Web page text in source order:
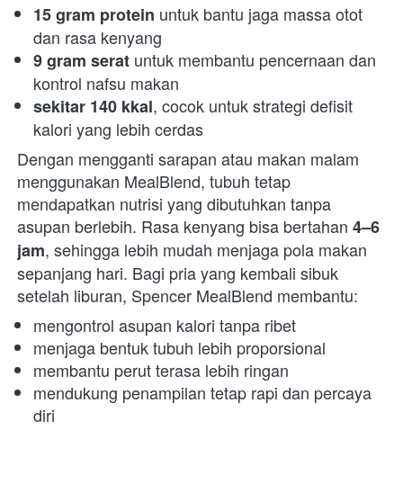
15 gram protein untuk bantu jaga massa otot
dan rasa kenyang
9 gram serat untuk membantu pencernaan dan
kontrol nafsu makan
sekitar 140 kkal, cocok untuk strategi defisit
kalori yang lebih cerdas
Dengan mengganti sarapan atau makan malam
menggunakan MealBlend, tubuh tetap
mendapatkan nutrisi yang dibutuhkan tanpa
asupan berlebih. Rasa kenyang bisa bertahan 4–6
jam, sehingga lebih mudah menjaga pola makan
sepanjang hari. Bagi pria yang kembali sibuk
setelah liburan, Spencer MealBlend membantu:
mengontrol asupan kalori tanpa ribet
menjaga bentuk tubuh lebih proporsional
membantu perut terasa lebih ringan
mendukung penampilan tetap rapi dan percaya
diri